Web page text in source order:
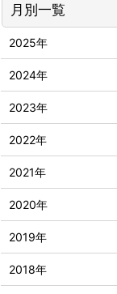
月別一覧
2025年
2024年
2023年
2022年
2021年
2020年
2019年
2018年